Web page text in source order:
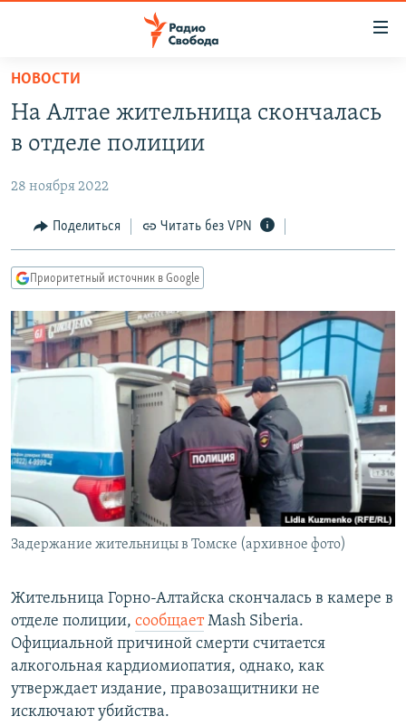
упрощенного
доступа
основному
Вернутся
главной
навигации
Вернутся
поиску
ЦИТАТЫ СВОБОДЫ
МНЕНИЯ
IDEL.РЕАЛИИ
КАВКАЗ.РЕАЛИИ
СЕВЕР.РЕАЛИИ
СИБИРЬ.РЕАЛИИ
РАСПИСАНИЕ ВЕЩАНИЯ
ПОДПИШИТЕСЬ НА РАССЫЛКУ
СОЦИАЛЬНЫЕ СЕТИ
Все сайты РСЕ/РС
НОВОСТИ
На Алтае жительница скончалась
в отделе полиции
28 ноября 2022
Поделиться Читать без VPN
Приоритетный источник в Google
Задержание жительницы в Томске (архивное фото)
Жительница Горно-Алтайска скончалась в камере в
отделе полиции, сообщаетMash Siberia.
Официальной причиной смерти считается
алкогольная кардиомиопатия, однако, как
утверждает издание, правозащитники не
исключают убийства.